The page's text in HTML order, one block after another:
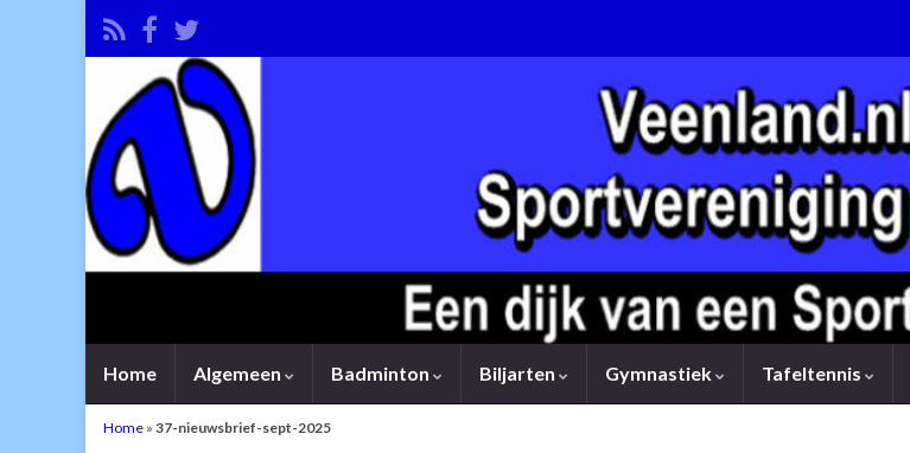
Home Algemeen Badminton Biljarten Gymnastiek Tafeltennis
Home » 37-nieuwsbrief-sept-2025